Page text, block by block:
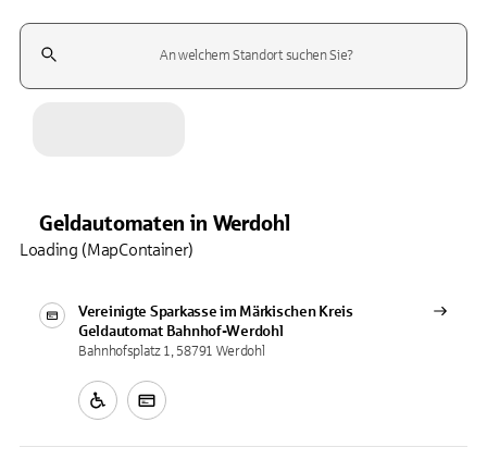
Suchfeld
Geldautomaten in Werdohl
Vereinigte Sparkasse im Märkischen Kreis
Geldautomat Bahnhof-Werdohl
Bahnhofsplatz 1, 58791 Werdohl
Loading (MapContainer)